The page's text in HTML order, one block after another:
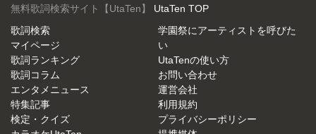
無料歌詞検索サイト【UtaTen】 UtaTen TOP
歌詞検索
マイページ
歌詞ランキング
歌詞コラム
エンタメニュース
特集記事
検定・クイズ
学園祭にアーティストを呼びた
い
UtaTenの使い方
お問い合わせ
運営会社
利用規約
プライバシーポリシー